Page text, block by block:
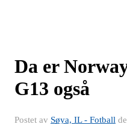
Da er
G13 også
Postet av Søya, IL - Fotball